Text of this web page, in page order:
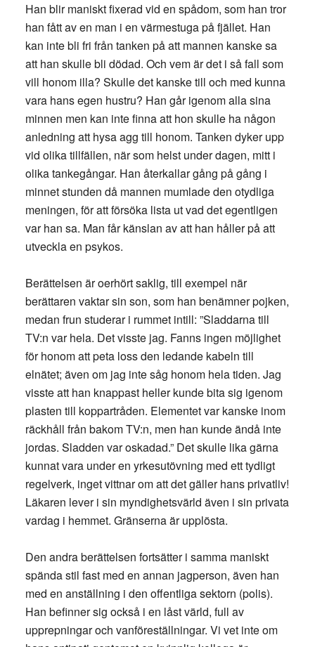
Han blir maniskt fixerad vid en spådom, som han tror
han fått av en man i en värmestuga på fjället. Han
kan inte bli fri från tanken på att mannen kanske sa
att han skulle bli dödad. Och vem är det i så fall som
vill honom illa? Skulle det kanske till och med kunna
vara hans egen hustru? Han går igenom alla sina
minnen men kan inte finna att hon skulle ha någon
anledning att hysa agg till honom. Tanken dyker upp
vid olika tillfällen, när som helst under dagen, mitt i
olika tankegångar. Han återkallar gång på gång i
minnet stunden då mannen mumlade den otydliga
meningen, för att försöka lista ut vad det egentligen
var han sa. Man får känslan av att han håller på att
utveckla en psykos.
Berättelsen är oerhört saklig, till exempel när
berättaren vaktar sin son, som han benämner pojken,
medan frun studerar i rummet intill: ”Sladdarna till
TV:n var hela. Det visste jag. Fanns ingen möjlighet
för honom att peta loss den ledande kabeln till
elnätet; även om jag inte såg honom hela tiden. Jag
visste att han knappast heller kunde bita sig igenom
plasten till koppartråden. Elementet var kanske inom
räckhåll från bakom TV:n, men han kunde ändå inte
jordas. Sladden var oskadad.” Det skulle lika gärna
kunnat vara under en yrkesutövning med ett tydligt
regelverk, inget vittnar om att det gäller hans privatliv!
Läkaren lever i sin myndighetsvärld även i sin privata
vardag i hemmet. Gränserna är upplösta.
Den andra berättelsen fortsätter i samma maniskt
spända stil fast med en annan jagperson, även han
med en anställning i den offentliga sektorn (polis).
Han befinner sig också i en låst värld, full av
upprepningar och vanföreställningar. Vi vet inte om